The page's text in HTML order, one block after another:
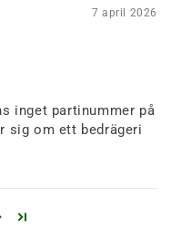
7 april 2026
inget partinummer på
sig om ett bedrägeri